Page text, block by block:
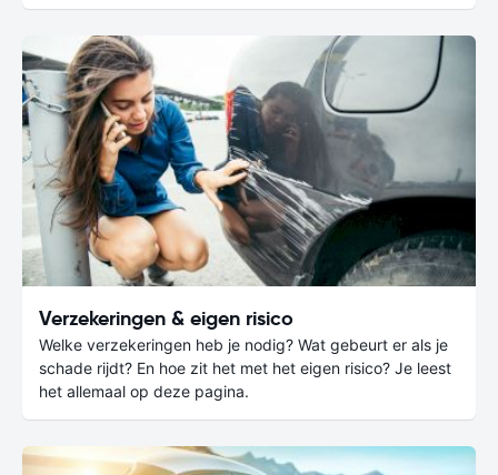
Verzekeringen & eigen risico
Welke verzekeringen heb je nodig? Wat gebeurt er als je
schade rijdt? En hoe zit het met het eigen risico? Je leest
het allemaal op deze pagina.